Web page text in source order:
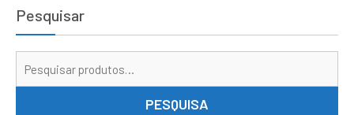
Pesquisar
PESQUISA